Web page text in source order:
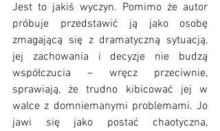
Jest to jakiś wyczyn. Pomimo że autor
próbuje przedstawić ją jako osobę
zmagającą się z dramatyczną sytuacją,
jej zachowania i decyzje nie budzą
współczucia – wręcz przeciwnie,
sprawiają, że trudno kibicować jej w
walce z domniemanymi problemami. Jo
jawi się jako postać chaotyczna,